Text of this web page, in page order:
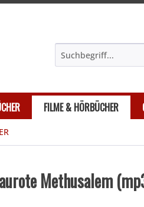
FILME & HÖRBÜCHER
Methusalem